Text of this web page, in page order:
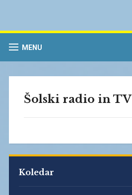
MENU
Koledar
Šolski radio in TV